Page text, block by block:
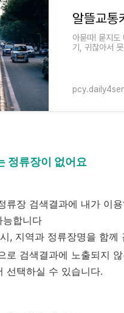
아묻따! 묻지도
기, 귀찮아서
정류장이 없어요
류장 검색결과에 내가 이
능합니다
, 지역과 정류장명을 함께
로 검색결과에 노출되지
선택하실 수 있습니다.